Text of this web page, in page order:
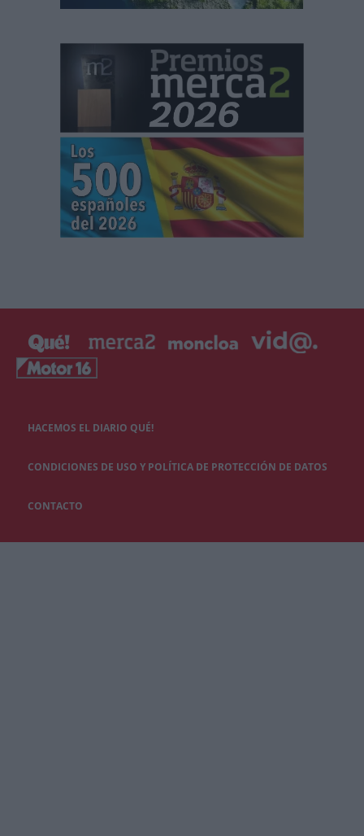
HACEMOS EL DIARIO QUÉ!
CONDICIONES DE USO Y POLÍTICA DE PROTECCIÓN DE DATOS
CONTACTO